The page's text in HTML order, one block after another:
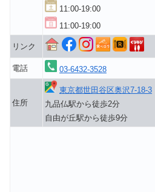
11:00-19:00
11:00-19:00
リンク
電話 03-6432-3528
住所
東京都世田谷区奥沢7-18-3
九品仏駅から徒歩2分
自由が丘駅から徒歩9分